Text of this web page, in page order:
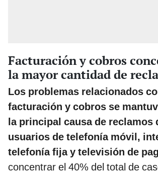
Facturación y cobros
la mayor cantidad de
Los problemas relacionados
facturación y cobros se
la principal causa de reclamos
usuarios de telefonía móvil,
telefonía fija y televisión de
concentrar el 40% del total de